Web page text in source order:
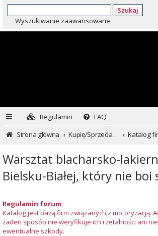
Szukaj
Wyszukiwanie zaawansowane
Regulamin
FAQ
Strona główna
Kupię/Sprzedam Subaru i nie tylko... Katalog
Warsztat blacharsko-
Bielsku-Białej, który nie boi
Regulamin forum
Katalog jest bazą firm związanych z motoryzacją.
żaden sposób nie weryfikuje ich rzetalności ani
ewentualne szkody.